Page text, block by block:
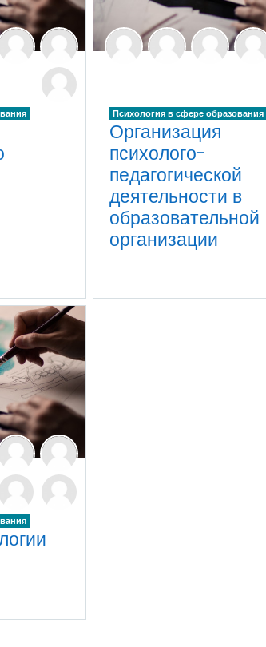
Психология в сфере образования
Организация
психолого-
педагогической
деятельности в
образовательной
организации